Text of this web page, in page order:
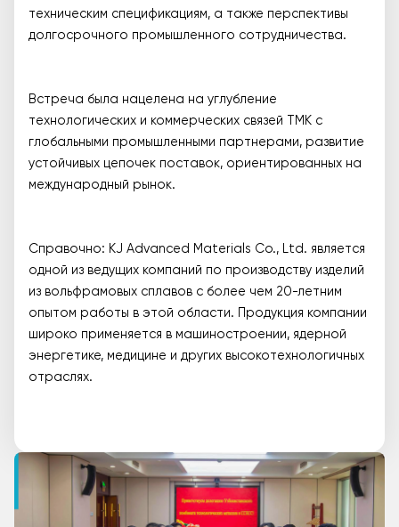
техническим спецификациям, а также перспективы
долгосрочного промышленного сотрудничества.
Встреча была нацелена на углубление
технологических и коммерческих связей ТМК с
глобальными промышленными партнерами, развитие
устойчивых цепочек поставок, ориентированных на
международный рынок.
Справочно: KJ Advanced Materials Co., Ltd. является
одной из ведущих компаний по производству изделий
из вольфрамовых сплавов с более чем 20-летним
опытом работы в этой области. Продукция компании
широко применяется в машиностроении, ядерной
энергетике, медицине и других высокотехнологичных
отраслях.